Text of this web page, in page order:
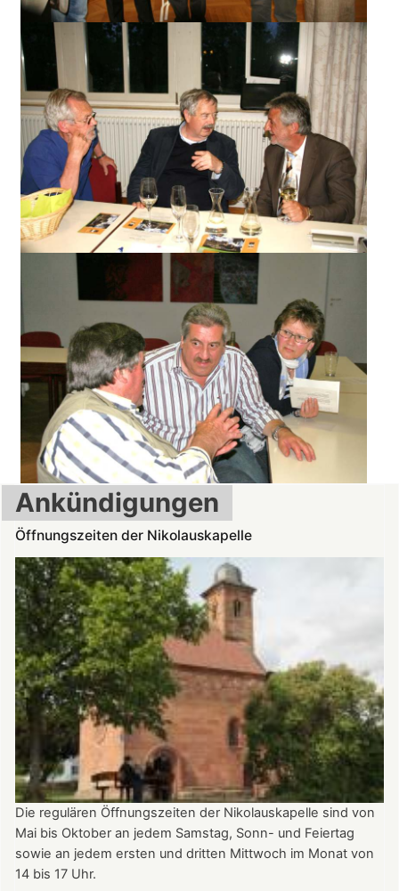
Ankündigungen
Öffnungszeiten der Nikolauskapelle
Die regulären Öffnungszeiten der Nikolauskapelle sind von
Mai bis Oktober an jedem Samstag, Sonn- und Feiertag
sowie an jedem ersten und dritten Mittwoch im Monat von
14 bis 17 Uhr.